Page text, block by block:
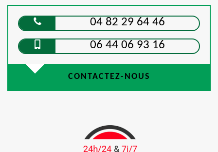
04 82 29 64 46
06 44 06 93 16
CONTACTEZ-NOUS